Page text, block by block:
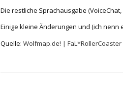
Die restliche Sprachausgabe
Einige kleine Änderungen und (ich nenn
Quelle: Wolfmap.de! | FaL*RollerCoaster